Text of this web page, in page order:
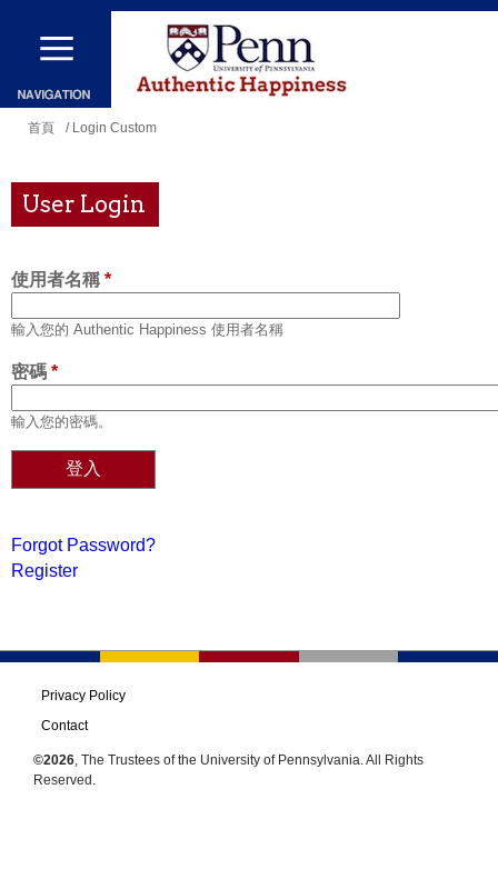
移
主
內
您
這
裡
首頁 / Login Custom
User Login
使用者名稱 *
輸入您的 Authentic Happiness 使用者名稱
密碼 *
輸入您的密碼。
Forgot Password?
Register
Privacy Policy
Contact
©2026, The Trustees of the University of Pennsylvania. All Rights
Reserved.